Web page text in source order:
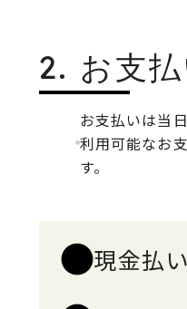
2. お支
お支払いは当
利用可能なお
す。
現金払い